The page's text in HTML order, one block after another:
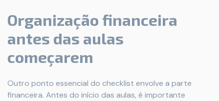
Organização financeira
antes das aulas
começarem
Outro ponto essencial do checklist envolve a parte
financeira. Antes do início das aulas, é importante